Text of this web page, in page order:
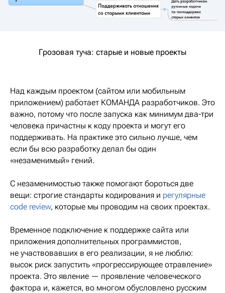
Грозовая туча: старые и новые проекты
Над каждым проектом (сайтом или мобильным
приложением) работает КОМАНДА разработчиков. Это
важно, потому что после запуска как минимум два-три
человека причастны к коду проекта и могут его
поддерживать. На практике это сильно лучше, чем
если бы всю разработку делал бы один
«незаменимый» гений.
С незаменимостью также помогают бороться две
вещи: строгие стандарты кодирования и регулярные
code review, которые мы проводим на своих проектах.
Временное подключение к поддержке сайта или
приложения дополнительных программистов,
не участвовавших в его реализации, я не люблю:
высок риск запустить «прогрессирующее отравление»
проекта. Это явление — проявление человеческого
фактора и, кажется, во многом обусловлено русским